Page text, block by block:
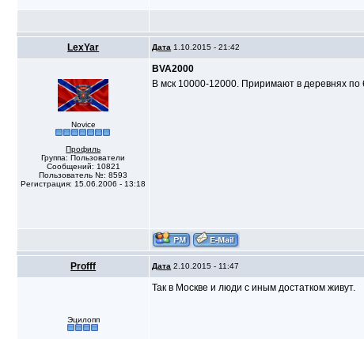
LexYar Дата 1.10.2015 - 21:42
Novice
Профиль
Группа: Пользователи
Сообщений: 10821
Пользователь №: 8593
Регистрация: 15.06.2006 - 13:18
BVA2000
В мск 10000-12000. Приримают в деревнях по
Profff Дата 2.10.2015 - 11:47
Эцилопп
Так в Москве и люди с иным достатком живут.